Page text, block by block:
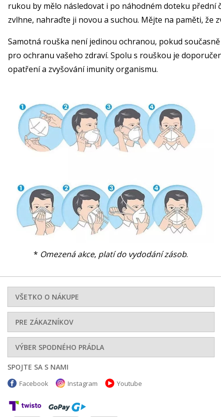
rukou by mělo následovat i po náhodném doteku
zvlhne, nahraďte ji novou a suchou. Mějte na paměti, že
Samotná rouška není jedinou ochranou, pokud
pro ochranu vašeho zdraví. Spolu s rouškou je
opatření a zvyšování imunity organismu.
* Omezená akce, platí do vydodání zásob.
VŠETKO O NÁKUPE
PRE ZÁKAZNÍKOV
VÝBER SPODNÉHO PRÁDLA
SPOJTE SA S NAMI
Facebook Instagram Youtube